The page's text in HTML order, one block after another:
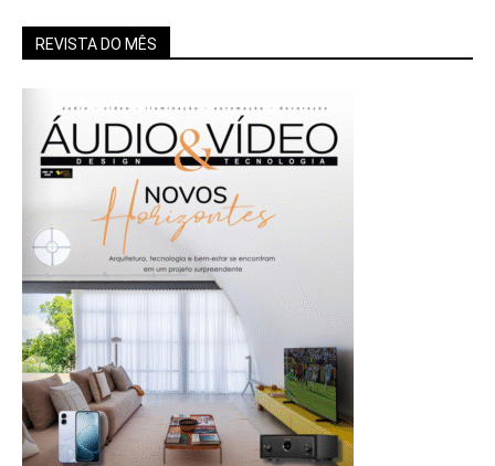
REVISTA DO MÊS